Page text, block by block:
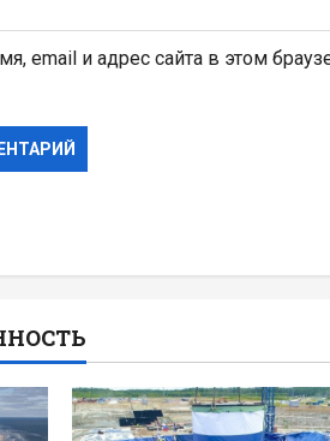
email и адрес сайта в этом